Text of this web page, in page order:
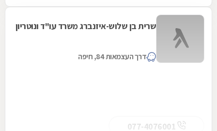
שרית בן שלוש-איזנברג משרד עו"ד ונוטריון
דרך העצמאות 84, חיפה